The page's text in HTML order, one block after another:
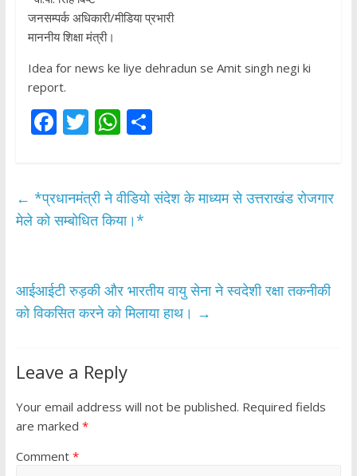
जनसम्पर्क अधिकारी/मीडिया प्रभारी
माननीय शिक्षा मंत्री।
Idea for news ke liye dehradun se Amit singh negi ki
report.
F
b
o
k
T
er
W
s
A
S
e
← *प्रधानमंत्री ने वीडियो संदेश के माध्यम से उत्तराखंड रोजगार
मेले को सम्बोधित किया।*
आईआईटी रुड़की और भारतीय वायु सेना ने स्वदेशी रक्षा तकनीकी
को विकसित करने को मिलाया हाथ। →
Leave a Reply
Your email address will not be published. Required fields
are marked *
Comment *